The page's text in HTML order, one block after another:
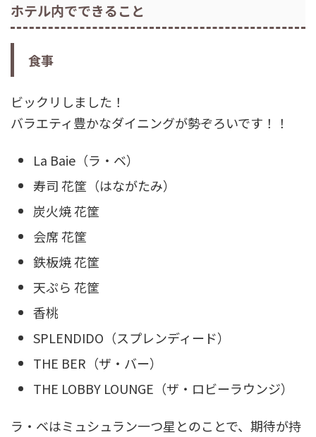
ホテル内でできること
食事
ビックリしました！
バラエティ豊かなダイニングが勢ぞろいです！！
La Baie（ラ・ベ）
寿司 花筐（はながたみ）
炭火焼 花筐
会席 花筐
鉄板焼 花筐
天ぷら 花筐
香桃
SPLENDIDO（スプレンディード）
THE BER（ザ・バー）
THE LOBBY LOUNGE（ザ・ロビーラウンジ）
ラ・ベはミュシュラン一つ星とのことで、期待が持